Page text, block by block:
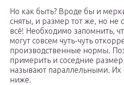
Но как быть? Вроде бы и
сняты, и размер тот же, но не
всё! Необходимо запомнить,
могут совсем чуть-чуть
производственные нормы.
примерить и соседние
называют параллельными. Их
ниже.